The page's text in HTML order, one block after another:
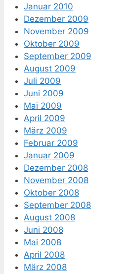
Januar 2010
Dezember 2009
November 2009
Oktober 2009
September 2009
August 2009
Juli 2009
Juni 2009
Mai 2009
April 2009
März 2009
Februar 2009
Januar 2009
Dezember 2008
November 2008
Oktober 2008
September 2008
August 2008
Juni 2008
Mai 2008
April 2008
März 2008